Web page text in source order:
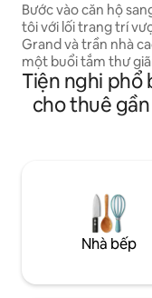
Bước vào căn hộ
tôi với lối trang trí
Grand và trần nhà
một buổi tắm thư
trên những chiếc
trọng, xem bộ phim
bạn, tận hưởng
vì sao. Tạo ánh
cuộc hẹn hò lãng
kết hợp làm việc, và
thức một tách cà
Tiện nghi phổ
cho thuê
Nhà bếp